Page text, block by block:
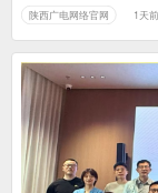
陕西广电网络官网 1天前